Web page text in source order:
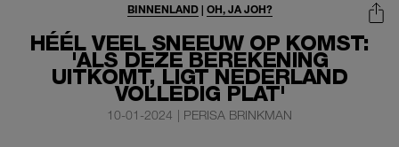
HÉÉL VEEL SNEEUW OP KOMST:
'ALS DEZE BEREKENING
UITKOMT, LIGT NEDERLAND
VOLLEDIG PLAT'
BINNENLAND| OH, JA JOH?
10-01-2024 | PERISA BRINKMAN